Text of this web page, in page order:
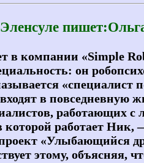
в компании «Simple
он
в повседневную
работающих с
работает Ник,
«Улыбающийся
этому, объясняя,